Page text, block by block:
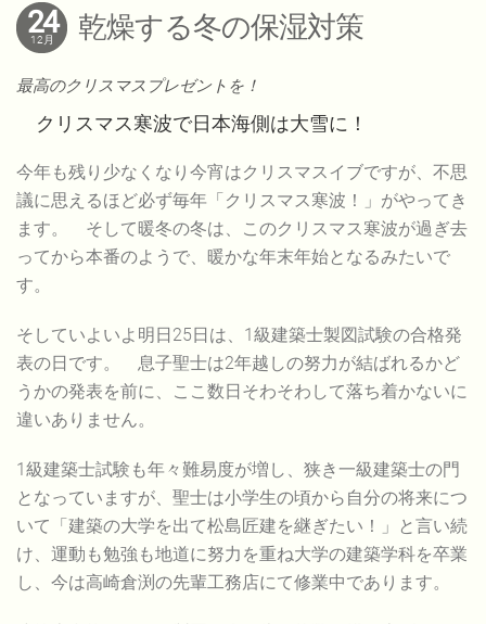
24
12月 乾燥する冬の保湿対策
最高のクリスマスプレゼントを！
クリスマス寒波で日本海側は大雪に！
今年も残り少なくなり今宵はクリスマスイブですが、不思
議に思えるほど必ず毎年「クリスマス寒波！」がやってき
ます。 そして暖冬の冬は、このクリスマス寒波が過ぎ去
ってから本番のようで、暖かな年末年始となるみたいで
す。
そしていよいよ明日25日は、1級建築士製図試験の合格発
表の日です。 息子聖士は2年越しの努力が結ばれるかど
うかの発表を前に、ここ数日そわそわして落ち着かないに
違いありません。
1級建築士試験も年々難易度が増し、狭き一級建築士の門
となっていますが、聖士は小学生の頃から自分の将来につ
いて「建築の大学を出て松島匠建を継ぎたい！」と言い続
け、運動も勉強も地道に努力を重ね大学の建築学科を卒業
し、今は高崎倉渕の先輩工務店にて修業中であります。